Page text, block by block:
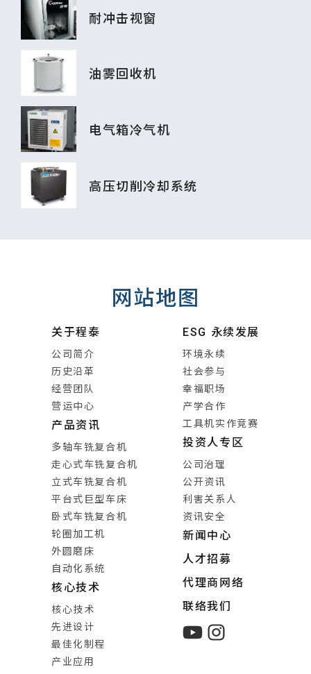
耐冲击视窗
油雾回收机
电气箱冷气机
高压切削冷却系统
网站地图
关于程泰
公司简介
历史沿革
经营团队
营运中心
产品资讯
多轴车铣复合机
走心式车铣复合机
立式车铣复合机
平台式巨型车床
卧式车铣复合机
轮圈加工机
外圆磨床
自动化系统
核心技术
核心技术
先进设计
最佳化制程
产业应用
ESG 永续发展
环境永续
社会参与
幸福职场
产学合作
工具机实作竞赛
投资人专区
公司治理
公开资讯
利害关系人
资讯安全
新闻中心
人才招募
代理商网络
联络我们